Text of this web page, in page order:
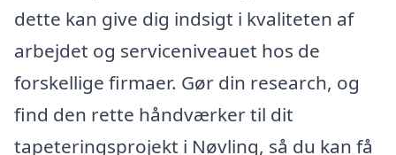
dette kan give dig indsigt i kvaliteten af
arbejdet og serviceniveauet hos de
forskellige firmaer. Gør din research, og
find den rette håndværker til dit
tapeteringsprojekt i Nøvling, så du kan få